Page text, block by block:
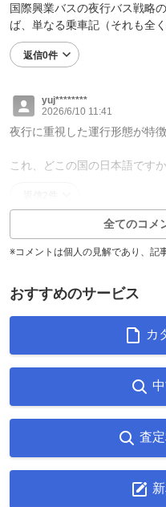
国際興業バスの夜行バス戦略
ば、単なる乗車記（それも全
返信0件
yuj********
2026/6/10 11:41
夜行に重視した運行形態が特
これ、どこの国の日本語です
全てのコメ
※コメントは個人の見解であり、記
おすすめのサービス
カ
査